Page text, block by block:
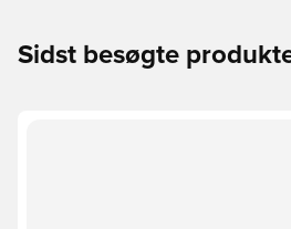
Sidst besøgte